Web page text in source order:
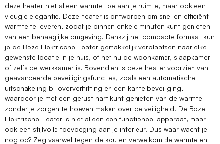
deze heater niet alleen warmte toe aan je ruimte, maar ook een
vleugje elegantie. Deze heater is ontworpen om snel en efficiënt
warmte te leveren, zodat je binnen enkele minuten kunt genieten
van een behaaglijke omgeving. Dankzij het compacte formaat kun
je de Boze Elektrische Heater gemakkelijk verplaatsen naar elke
gewenste locatie in je huis, of het nu de woonkamer, slaapkamer
of zelfs de werkkamer is. Bovendien is deze heater voorzien van
geavanceerde beveiligingsfuncties, zoals een automatische
uitschakeling bij oververhitting en een kantelbeveiliging,
waardoor je met een gerust hart kunt genieten van de warmte
zonder je zorgen te hoeven maken over de veiligheid. De Boze
Elektrische Heater is niet alleen een functioneel apparaat, maar
ook een stijlvolle toevoeging aan je interieur. Dus waar wacht je
nog op? Zeg vaarwel tegen de kou en verwelkom de warmte en